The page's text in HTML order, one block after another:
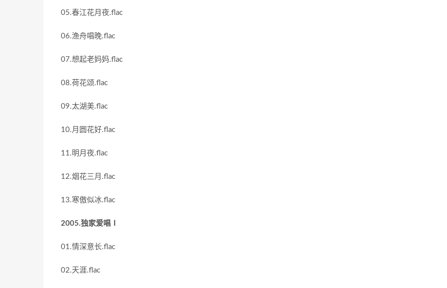
05.春江花月夜.flac
06.渔舟唱晚.flac
07.想起老妈妈.flac
08.荷花颂.flac
09.太湖美.flac
10.月圆花好.flac
11.明月夜.flac
12.烟花三月.flac
13.寒傲似冰.flac
2005.独家爱唱Ⅰ
01.情深意长.flac
02.天涯.flac